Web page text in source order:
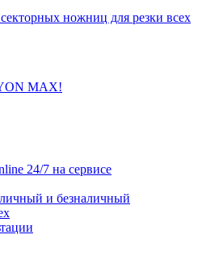
ножниц для резки всех
MAX!
24/7 на сервисе
и безналичный